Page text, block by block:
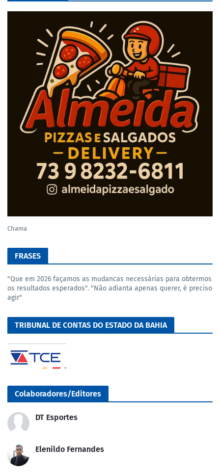
Chama
FRASES
"Que em 2026 façamos as mudancas necessárias para obtermos
os resultados esperados". "Não adianta apenas querer, é preciso
agir"
TRIBUNAL DE CONTAS DO ESTADO DA BAHIA
Colaboradores/Editores
DT Esportes
Elenildo Fernandes